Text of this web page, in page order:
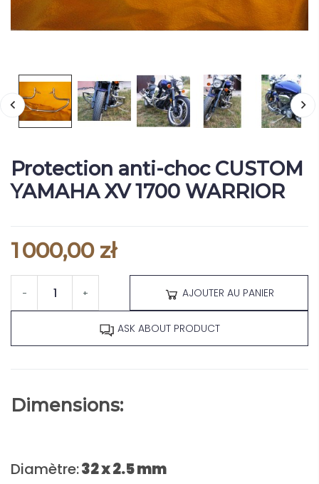
Protection anti-choc CUSTOM
YAMAHA XV 1700 WARRIOR
1 000,00 zł
- + AJOUTER AU PANIER
ASK ABOUT PRODUCT
Dimensions:
Diamètre:32 x 2.5 mm